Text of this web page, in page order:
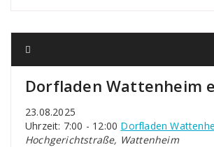
Dorfladen Wattenheim
23.08.2025
Uhrzeit: 7:00 - 12:00 Dorfladen
Hochgerichtstraße, Wattenheim